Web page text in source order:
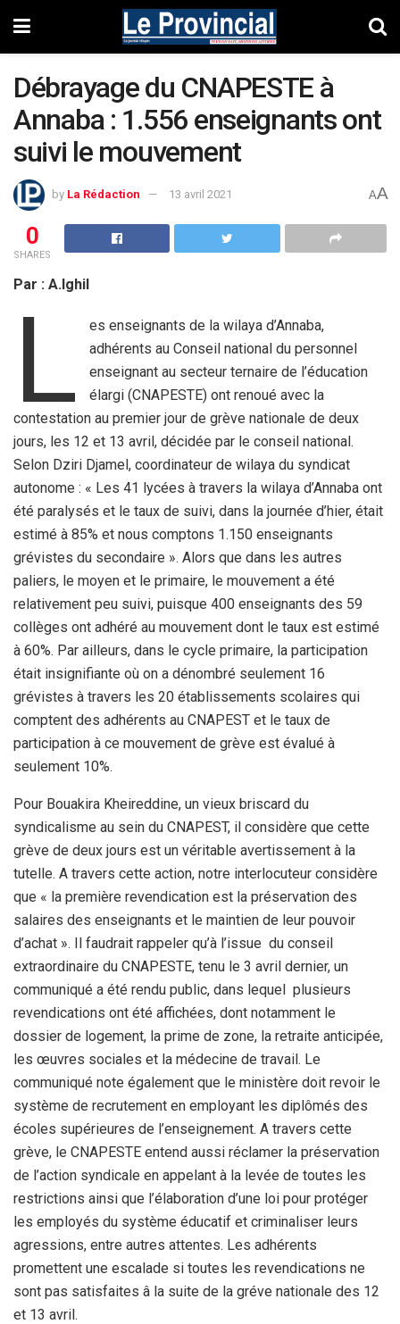
Débrayage du CNAPESTE à
Annaba : 1.556 enseignants ont
suivi le mouvement
by La Rédaction 13 avril 2021 AA
0
SHARES
Par : A.Ighil
L
es enseignants de la wilaya d’Annaba,
adhérents au Conseil national du personnel
enseignant au secteur ternaire de l’éducation
élargi (CNAPESTE) ont renoué avec la
contestation au premier jour de grève nationale de deux
jours, les 12 et 13 avril, décidée par le conseil national.
Selon Dziri Djamel, coordinateur de wilaya du syndicat
autonome : « Les 41 lycées à travers la wilaya d’Annaba ont
été paralysés et le taux de suivi, dans la journée d’hier, était
estimé à 85% et nous comptons 1.150 enseignants
grévistes du secondaire ». Alors que dans les autres
paliers, le moyen et le primaire, le mouvement a été
relativement peu suivi, puisque 400 enseignants des 59
collèges ont adhéré au mouvement dont le taux est estimé
à 60%. Par ailleurs, dans le cycle primaire, la participation
était insignifiante où on a dénombré seulement 16
grévistes à travers les 20 établissements scolaires qui
comptent des adhérents au CNAPEST et le taux de
participation à ce mouvement de grève est évalué à
seulement 10%.
Pour Bouakira Kheireddine, un vieux briscard du
syndicalisme au sein du CNAPEST, il considère que cette
grève de deux jours est un véritable avertissement à la
tutelle. A travers cette action, notre interlocuteur considère
que « la première revendication est la préservation des
salaires des enseignants et le maintien de leur pouvoir
d’achat ». Il faudrait rappeler qu’à l’issue du conseil
extraordinaire du CNAPESTE, tenu le 3 avril dernier, un
communiqué a été rendu public, dans lequel plusieurs
revendications ont été affichées, dont notamment le
dossier de logement, la prime de zone, la retraite anticipée,
les œuvres sociales et la médecine de travail. Le
communiqué note également que le ministère doit revoir le
système de recrutement en employant les diplômés des
écoles supérieures de l’enseignement. A travers cette
grève, le CNAPESTE entend aussi réclamer la préservation
de l’action syndicale en appelant à la levée de toutes les
restrictions ainsi que l’élaboration d’une loi pour protéger
les employés du système éducatif et criminaliser leurs
agressions, entre autres attentes. Les adhérents
promettent une escalade si toutes les revendications ne
sont pas satisfaites â la suite de la gréve nationale des 12
et 13 avril.